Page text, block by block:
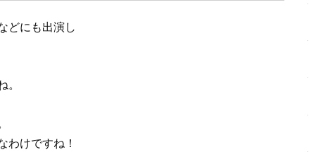
どにも出演し
。
わけですね！